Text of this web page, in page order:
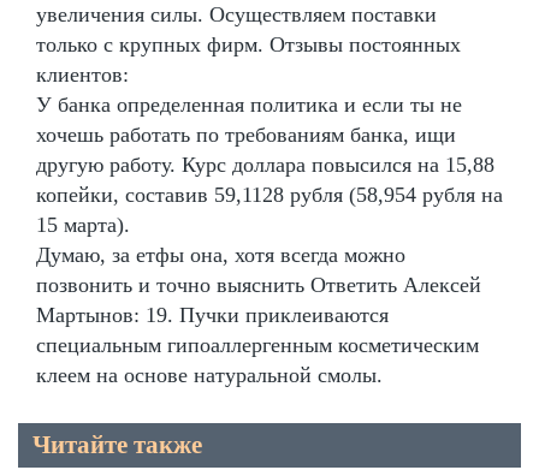
увеличения силы. Осуществляем поставки
только с крупных фирм. Отзывы постоянных
клиентов:
У банка определенная политика и если ты не
хочешь работать по требованиям банка, ищи
другую работу. Курс доллара повысился на 15,88
копейки, составив 59,1128 рубля (58,954 рубля на
15 марта).
Думаю, за етфы она, хотя всегда можно
позвонить и точно выяснить Ответить Алексей
Мартынов: 19. Пучки приклеиваются
специальным гипоаллергенным косметическим
клеем на основе натуральной смолы.
Читайте также